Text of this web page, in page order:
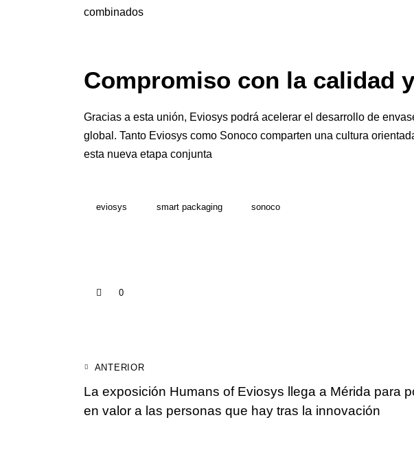
combinados
Compromiso con la calidad
Gracias a esta unión, Eviosys podrá acelerar el desarrollo de
global. Tanto Eviosys como Sonoco comparten una cultura
esta nueva etapa conjunta
eviosys smart packaging sonoco
0
Navegación
de
ANTERIOR
La exposición Humans of Eviosys llega a Mérida para
en valor a las personas que hay tras la innovación